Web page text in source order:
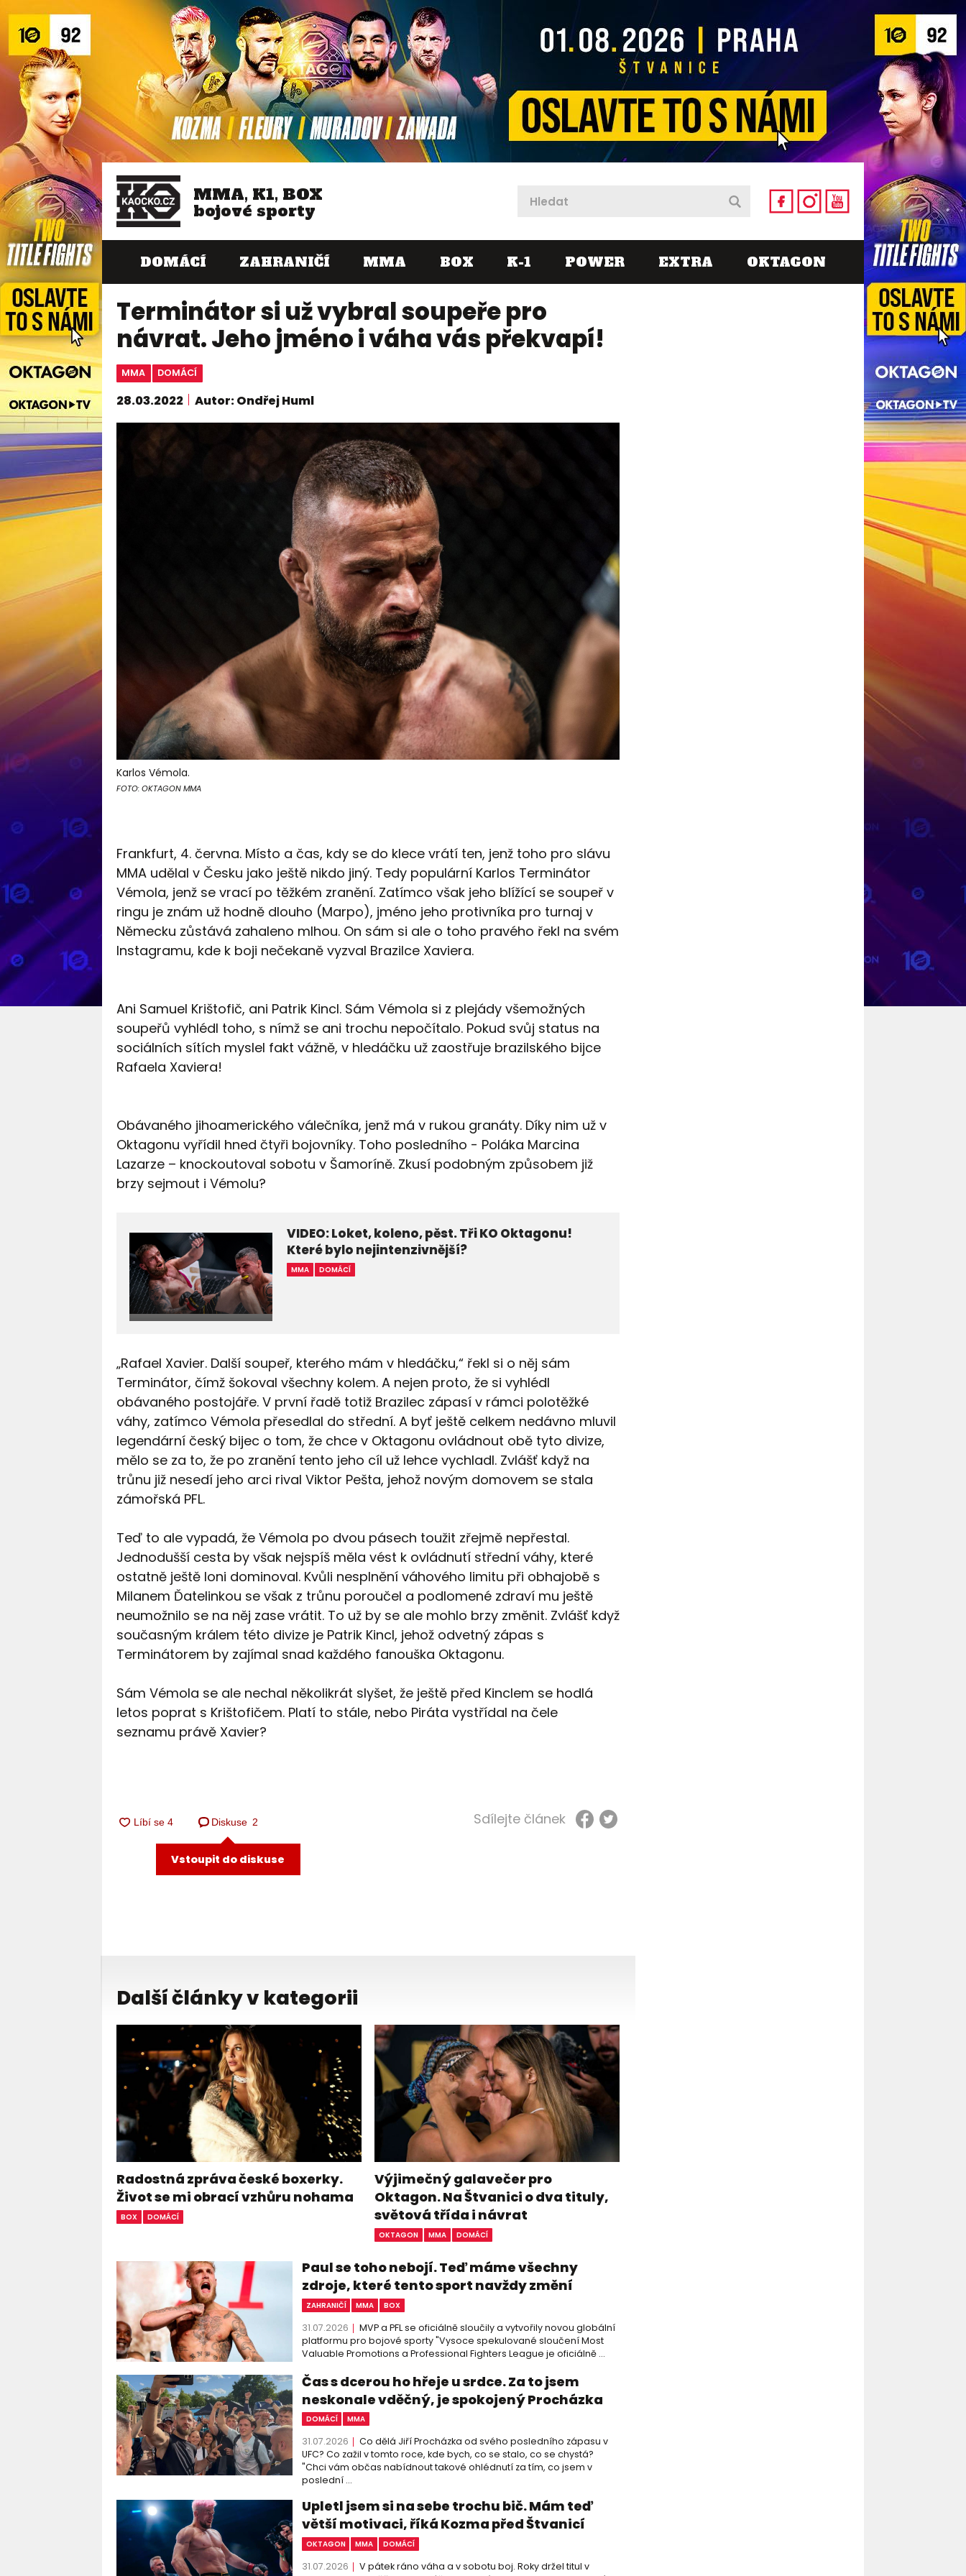
MMA, K1, BOX
bojové sporty
DOMÁCÍ ZAHRANIČÍ MMA BOX K-1 POWER EXTRA OKTAGON
Terminátor si už vybral soupeře pro
návrat. Jeho jméno i váha vás překvapí!
MMA DOMÁCÍ
28.03.2022 Autor: Ondřej Huml
Karlos Vémola.
FOTO: OKTAGON MMA
Frankfurt, 4. června. Místo a čas, kdy se do klece vrátí ten, jenž toho pro slávu
MMA udělal v Česku jako ještě nikdo jiný. Tedy populární Karlos Terminátor
Vémola, jenž se vrací po těžkém zranění. Zatímco však jeho blížící se soupeř v
ringu je znám už hodně dlouho (Marpo), jméno jeho protivníka pro turnaj v
Německu zůstává zahaleno mlhou. On sám si ale o toho pravého řekl na svém
Instagramu, kde k boji nečekaně vyzval Brazilce Xaviera.
Ani Samuel Krištofič, ani Patrik Kincl. Sám Vémola si z plejády všemožných
soupeřů vyhlédl toho, s nímž se ani trochu nepočítalo. Pokud svůj status na
sociálních sítích myslel fakt vážně, v hledáčku už zaostřuje brazilského bijce
Rafaela Xaviera!
Obávaného jihoamerického válečníka, jenž má v rukou granáty. Díky nim už v
Oktagonu vyřídil hned čtyři bojovníky. Toho posledního - Poláka Marcina
Lazarze – knockoutoval sobotu v Šamoríně. Zkusí podobným způsobem již
brzy sejmout i Vémolu?
VIDEO: Loket, koleno, pěst. Tři KO Oktagonu!
Které bylo nejintenzivnější?
MMA DOMÁCÍ
„Rafael Xavier. Další soupeř, kterého mám v hledáčku,“ řekl si o něj sám
Terminátor, čímž šokoval všechny kolem. A nejen proto, že si vyhlédl
obávaného postojáře. V první řadě totiž Brazilec zápasí v rámci polotěžké
váhy, zatímco Vémola přesedlal do střední. A byť ještě celkem nedávno mluvil
legendární český bijec o tom, že chce v Oktagonu ovládnout obě tyto divize,
mělo se za to, že po zranění tento jeho cíl už lehce vychladl. Zvlášť když na
trůnu již nesedí jeho arci rival Viktor Pešta, jehož novým domovem se stala
zámořská PFL.
Teď to ale vypadá, že Vémola po dvou pásech toužit zřejmě nepřestal.
Jednodušší cesta by však nejspíš měla vést k ovládnutí střední váhy, které
ostatně ještě loni dominoval. Kvůli nesplnění váhového limitu při obhajobě s
Milanem Ďatelinkou se však z trůnu poroučel a podlomené zdraví mu ještě
neumožnilo se na něj zase vrátit. To už by se ale mohlo brzy změnit. Zvlášť když
současným králem této divize je Patrik Kincl, jehož odvetný zápas s
Terminátorem by zajímal snad každého fanouška Oktagonu.
Sám Vémola se ale nechal několikrát slyšet, že ještě před Kinclem se hodlá
letos poprat s Krištofičem. Platí to stále, nebo Piráta vystřídal na čele
seznamu právě Xavier?
Diskuse 2
Vstoupit do diskuse
Sdílejte článek
Další články v kategorii
Radostná zpráva české boxerky.
Život se mi obrací vzhůru nohama
BOX DOMÁCÍ
Výjimečný galavečer pro
Oktagon. Na Štvanici o dva tituly,
světová třída i návrat
OKTAGON MMA DOMÁCÍ
Paul se toho nebojí. Teď máme všechny
zdroje, které tento sport navždy změní
ZAHRANIČÍ MMA BOX
31.07.2026
MVP a PFL se oficiálně sloučily a vytvořily novou globální
platformu pro bojové sporty "Vysoce spekulované sloučení Most
Valuable Promotions a Professional Fighters League je oficiálně ...
Čas s dcerou ho hřeje u srdce. Za to jsem
neskonale vděčný, je spokojený Procházka
DOMÁCÍ MMA
31.07.2026
Co dělá Jiří Procházka od svého posledního zápasu v
UFC? Co zažil v tomto roce, kde bych, co se stalo, co se chystá?
"Chci vám občas nabídnout takové ohlédnutí za tím, co jsem v
poslední ...
Upletl jsem si na sebe trochu bič. Mám teď
větší motivaci, říká Kozma před Štvanicí
OKTAGON MMA DOMÁCÍ
31.07.2026
V pátek ráno váha a v sobotu boj. Roky držel titul v